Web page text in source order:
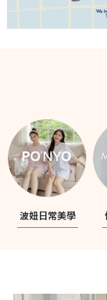
波妞日常美學